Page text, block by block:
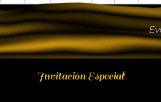
Invitación Especial